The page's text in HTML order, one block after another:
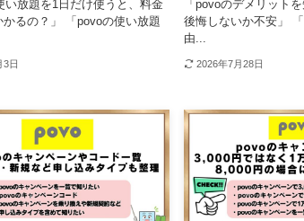
い放題を1日だけ使うと、料金
かるの？」 「povoの使い放題
3日
「povoのデメリット
後悔しないか不安」
由...
2026年7月28日